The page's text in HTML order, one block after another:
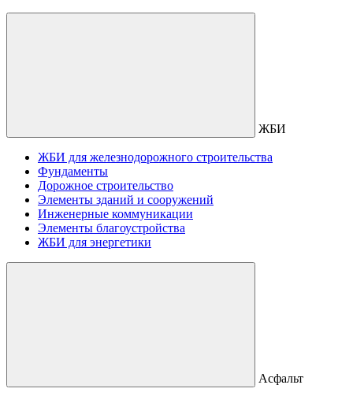
ЖБИ
ЖБИ для железнодорожного строительства
Фундаменты
Дорожное строительство
Элементы зданий и сооружений
Инженерные коммуникации
Элементы благоустройства
ЖБИ для энергетики
Асфальт